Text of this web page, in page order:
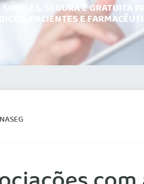
SEGURA E GRATUITA
PACIENTES E